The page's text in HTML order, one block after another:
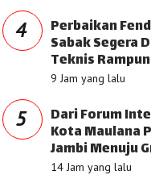
4 Perbaikan
Sabak Segera
Teknis
9 Jam yang lalu
5 Dari Forum
Kota Maulana
Jambi Menuju
14 Jam yang lalu